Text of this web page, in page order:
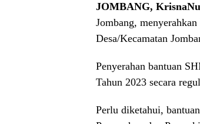
JOMBANG,
Jombang,
Desa/Kecamatan
Penyerahan bantuan
Tahun 2023 secara
Perlu diketahui,